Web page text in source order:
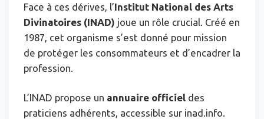
Face à ces dérives, l’Institut National des Arts
Divinatoires (INAD) joue un rôle crucial. Créé en
1987, cet organisme s’est donné pour mission
de protéger les consommateurs et d’encadrer la
profession.
L’INAD propose un annuaire officiel des
praticiens adhérents, accessible sur inad.info.